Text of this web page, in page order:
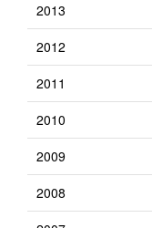
2013
2012
2011
2010
2009
2008